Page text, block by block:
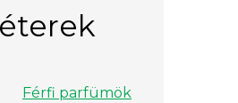
Férfi parfümök